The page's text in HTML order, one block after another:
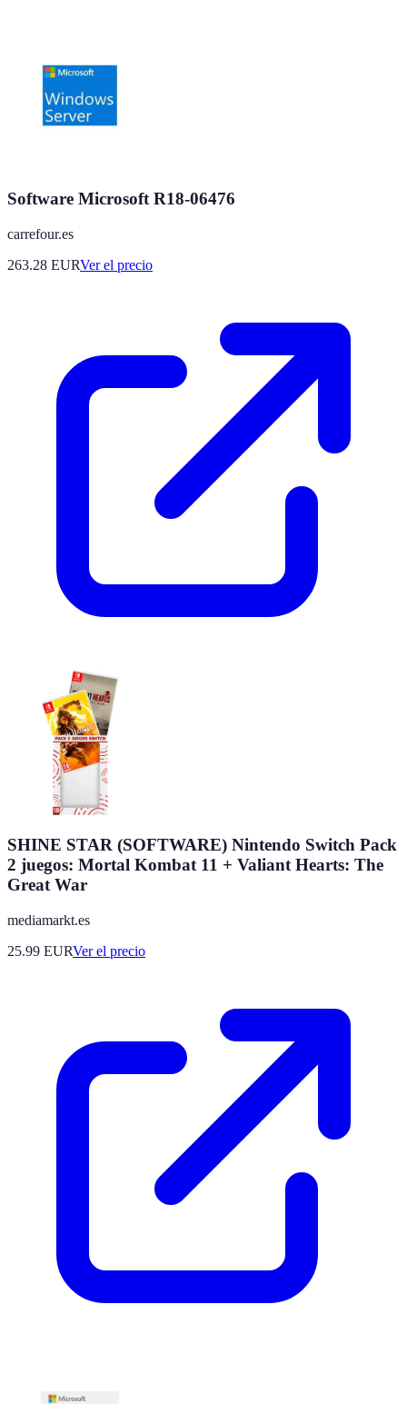
Software Microsoft R18-06476
carrefour.es
263.28 EURVer el precio
SHINE STAR (SOFTWARE) Nintendo Switch Pack
2 juegos: Mortal Kombat 11 + Valiant Hearts: The
Great War
mediamarkt.es
25.99 EURVer el precio